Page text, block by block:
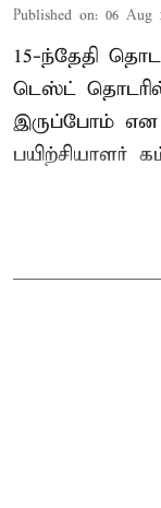
Published on: 06 Aug
15-ந்தேதி
டெஸ்ட்
இருப்போம் என
பயிற்சியாளர்